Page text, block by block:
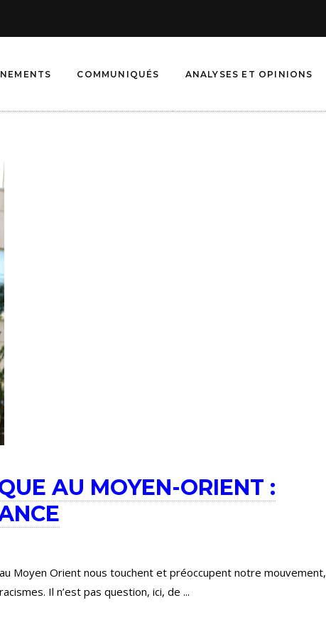
COMMUNIQUÉS ANALYSES ET OPINIONS
AU MOYEN-ORIENT :
Moyen Orient nous touchent et préoccupent notre mouvement,
Il n’est pas question, ici, de